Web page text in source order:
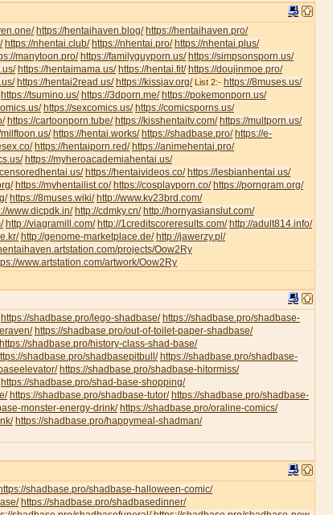
https://hentaihaven.blog/ https://hentaihaven.pro/
https://nhentai.club/ https://nhentai.pro/ https://nhentai.plus/
manytoon.pro/ https://familyguyporn.us/ https://simpsonsporn.us/
https://hentaimama.us/ https://hentai.fit/ https://doujinmoe.pro/
https://hentai2read.us/ https://kissjav.org/List 2:- https://8muses.us/
https://tsumino.us/ https://3dporn.me/ https://pokemonporn.us/
https://sexcomics.us/ https://comicsporns.us/
https://cartoonporn.tube/ https://kisshentaitv.com/ https://multporn.us/
milftoon.us/ https://hentai.works/ https://shadbase.pro/ https://e-
https://hentaiporn.red/ https://animehentai.pro/
https://myheroacademiahentai.us/
https://hentaivideos.co/ https://lesbianhentai.us/
https://myhentailist.co/ https://cosplayporn.co/ https://porngram.org/
https://8muses.wiki/ http://www.kv23brd.com/
www.dicpdk.in/ http://cdmky.cn/ http://hornyasianslut.com/
http://viagramill.com/ http://1creditscoreresults.com/ http://adult814.info/
http://genome-marketplace.de/ http://jawerzy.pl/
projects/Oow2Ry
www.artstation.com/artwork/Oow2Ry
https://shadbase.pro/lego-shadbase/ https://shadbase.pro/shadbase-
https://shadbase.pro/out-of-toilet-paper-shadbase/
https://shadbase.pro/history-class-shad-base/
shadbase.pro/shadbasepitbull/ https://shadbase.pro/shadbase-
https://shadbase.pro/shadbase-hitormiss/
https://shadbase.pro/shad-base-shopping/
https://shadbase.pro/shadbase-tutor/ https://shadbase.pro/shadbase-
monster-energy-drink/ https://shadbase.pro/oraline-comics/
https://shadbase.pro/happymeal-shadman/
https://shadbase.pro/shadbase-halloween-comic/
https://shadbase.pro/shadbasedinner/